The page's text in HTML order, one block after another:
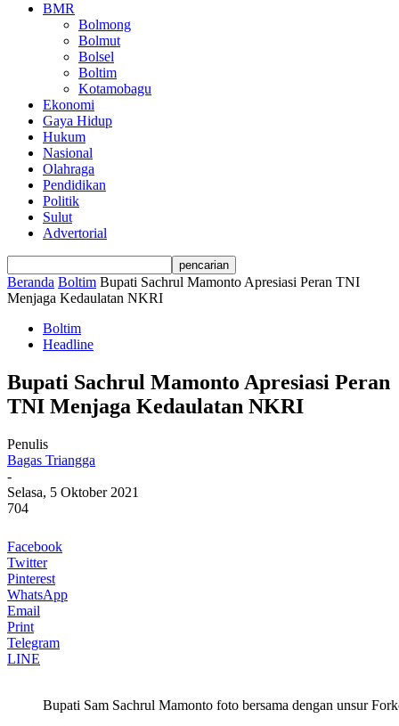
BMR
Bolmong
Bolmut
Bolsel
Boltim
Kotamobagu
Ekonomi
Gaya Hidup
Hukum
Nasional
Olahraga
Pendidikan
Politik
Sulut
Advertorial
Beranda Boltim Bupati Sachrul Mamonto Apresiasi Peran TNI
Menjaga Kedaulatan NKRI
Boltim
Headline
Bupati Sachrul Mamonto Apresiasi Peran
TNI Menjaga Kedaulatan NKRI
Penulis
Bagas Triangga
-
Selasa, 5 Oktober 2021
704
Facebook
Twitter
Pinterest
WhatsApp
Email
Print
Telegram
LINE
Bupati Sam Sachrul Mamonto foto bersama dengan unsur